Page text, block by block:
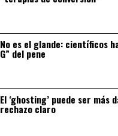
No es el glande: científicos
G” del pene
El ‘ghosting’ puede ser más
rechazo claro